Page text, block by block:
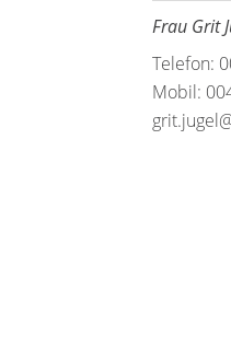
Frau Grit
Telefon:
Mobil: